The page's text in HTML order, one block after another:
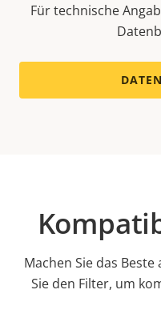
Für technische
Machen Sie das
Sie den Filter, um